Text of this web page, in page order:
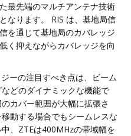
最先端のマルチアンテナ技術
なります。 RIS は、基地局信
を通じて基地局のカバレッジ
く抑えながらカバレッジを向
ーの注目すべき点は、ビーム
どのダイナミックな機能で
カバー範囲が大幅に拡張さ
動する場合でもシームレスな
、ZTEは400MHzの帯域幅を